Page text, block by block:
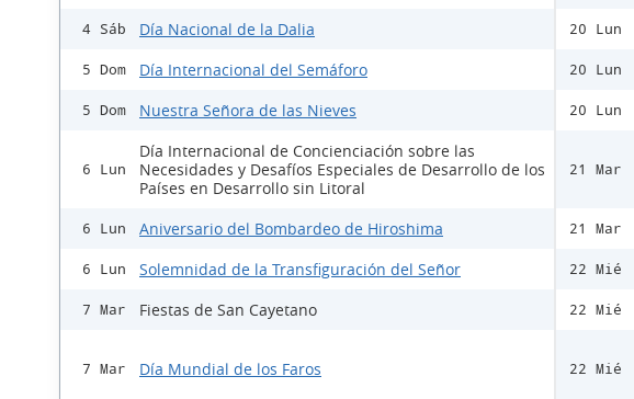
4 Sáb Día Nacional de la Dalia
5 Dom Día Internacional del Semáforo
5 Dom Nuestra Señora de las Nieves
6 Lun
Día Internacional de Concienciación sobre las
Necesidades y Desafíos Especiales de Desarrollo de los
Países en Desarrollo sin Litoral
6 Lun Aniversario del Bombardeo de Hiroshima
6 Lun Solemnidad de la Transfiguración del Señor
7 Mar Fiestas de San Cayetano
7 Mar Día Mundial de los Faros
20 Lun
20 Lun
20 Lun
21 Mar
21 Mar
22 Mié
22 Mié
22 Mié